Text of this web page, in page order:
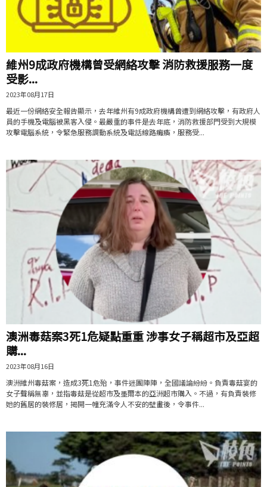
維州9成政府機構曾受網絡攻擊 消防救援服務一度
受影...
2023年08月17日
最近一份網絡安全報告顯示，去年維州有9成政府機構曾遭到網絡攻擊，有政府人
員的手機及電腦被黑客入侵。最嚴重的事件是去年底，消防救援部門受到大規模
攻擊電腦系統，令緊急服務調動系統及電話線路癱瘓，服務受...
澳洲毒菇案3死1危疑點重重 涉事女子稱超市及亞超
購...
2023年08月16日
澳洲維州毒菇案，造成3死1危殆，事件迷團陣陣，全國議論紛紛。負責毒菇宴的
女子聲稱無辜，並指毒菇是從超市及墨爾本的亞洲超市購入。不過，有負責裝修
她的舊居的裝修居，揭開一幢充滿令人不安的壁畫後，令事件...